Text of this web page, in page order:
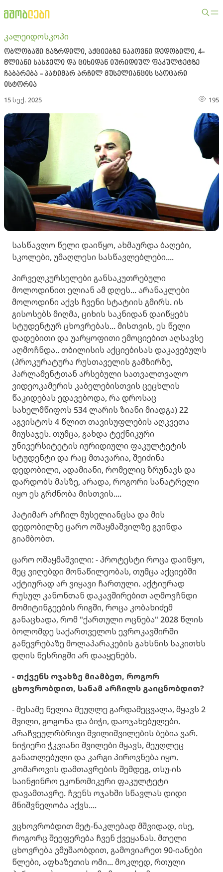
კალეიდოსკოპი
ობლობაში გაზრდილი, აქციებზე ნაპოვნი დედობილი, 4-
წლიანი სასჯელი და ციხიდან იურიდიულ ფაკულტეტზე
ჩაბარება - პატიმარ არჩილ მუსელიანცის საოცარი
ისტორია
15 სექ. 2025 195
სასწავლო წელი დაიწყო, ახმაურდა ბაღები,
სკოლები, უმაღლესი სასწავლებლები....
პირველკურსელები განსაკუთრებული
მოლოდინით ელიან ამ დღეს... არანაკლები
მოლოდინი აქვს ჩვენი სტატიის გმირს. ის
გისოსებს მიღმა, ციხის საკნიდან დაიწყებს
სტუდენტურ ცხოვრებას... მისთვის, ეს წელი
დადებითი და უარყოფითი ემოციებით აღსავსე
აღმოჩნდა.. თბილისის აქციებისას დაკავებულს
(პროკურატურა რუსთაველის გამზირზე,
პარლამენტთან არსებული სათვალთვალო
ვიდეოკამერის კაბელებისთვის ცეცხლის
წაკიდებას ედავებოდა, რა დროსაც
სახელმწიფოს 534 ლარის ზიანი მიადგა) 22
აგვისტოს 4 წლით თავისუფლების აღკვეთა
მიუსაჯეს. თუმცა, გახდა ტექნიკური
უნივერსიტეტის იურიდიული ფაკულტეტის
სტუდენტი და რაც მთავარია, შეიძინა
დედობილი, ადამიანი, რომელიც ზრუნავს და
დარდობს მასზე, არადა, როგორი სანატრელი
იყო ეს გრძნობა მისთვის....
პატიმარ არჩილ მუსელიანცსა და მის
დედობილზე ცარო ოშაყმაშვილზე გვინდა
გიამბობთ.
ცარო ოშაყმაშვილი: - პროტესტი როცა დაიწყო,
მეც ვიღებდი მონაწილეობას, თუმცა აქციებში
აქტიურად არ ვიყავი ჩართული. აქტიურად
რუსულ კანონთან დაკავშირებით აღმოვჩნდი
მომიტინგეების რიგში, როცა კობახიძემ
განაცხადა, რომ "ქართული ოცნება" 2028 წლის
ბოლომდე საქართველოს ევროკავშირში
გაწევრებაზე მოლაპარაკების გახსნის საკითხს
დღის წესრიგში არ დააყენებს.
- თქვენს ოჯახზე მიამბეთ, როგორ
ცხოვრობდით, სანამ არჩილს გაიცნობდით?
- მესამე წელია მეუღლე გარდამეცვალა, მყავს 2
შვილი, გოგონა და ბიჭი, დაოჯახებულები.
არაჩვეულრბრივი შვილიშვილების ბებია ვარ.
ნიჭიერი ჭკვიანი შვილები მყავს, მეუღლეც
განათლებული და კარგი პიროვნება იყო.
კომაროვის დამთავრების შემდეგ, თსუ-ის
საინჟინრო ეკონომიკური ფაკულტეტი
დავამთავრე. ჩვენს ოჯახში სწავლას დიდი
მნიშვნელობა აქვს....
ვცხოვრობდით მეტ-ნაკლებად მშვიდად, ისე,
როგორც შეეფერება ჩვენ ქვეყანას. მთელი
ცხოვრება ვმუშაობდით, გამოვიარეთ 90-იანები
წლები, აფხაზეთის ომი... მოკლედ, რთული